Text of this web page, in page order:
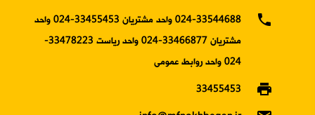
phone
024-33544688 واحد مشتریان 33455453-024 واحد
مشتریان 33466877-024 واحد ریاست 33478223-
024 واحد روابط عمومی
print
33455453